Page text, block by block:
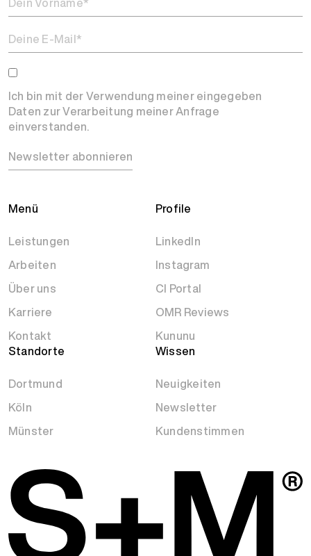
Menü
Leistungen
Arbeiten
Über uns
Karriere
Kontakt
Profile
LinkedIn
Instagram
CI Portal
OMR Reviews
Kununu
Standorte
Dortmund
Köln
Münster
Wissen
Neuigkeiten
Newsletter
Kundenstimmen
Ich bin mit der Verwendung meiner eingegeben
Daten zur Verarbeitung meiner Anfrage
einverstanden.
Newsletter abonnieren